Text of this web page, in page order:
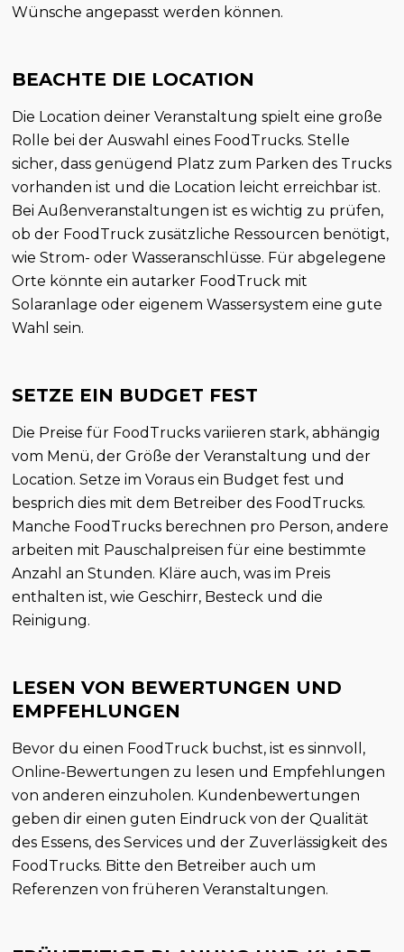
Wünsche angepasst werden können.
BEACHTE DIE LOCATION
Die Location deiner Veranstaltung spielt eine große
Rolle bei der Auswahl eines FoodTrucks. Stelle
sicher, dass genügend Platz zum Parken des Trucks
vorhanden ist und die Location leicht erreichbar ist.
Bei Außenveranstaltungen ist es wichtig zu prüfen,
ob der FoodTruck zusätzliche Ressourcen benötigt,
wie Strom- oder Wasseranschlüsse. Für abgelegene
Orte könnte ein autarker FoodTruck mit
Solaranlage oder eigenem Wassersystem eine gute
Wahl sein.
SETZE EIN BUDGET FEST
Die Preise für FoodTrucks variieren stark, abhängig
vom Menü, der Größe der Veranstaltung und der
Location. Setze im Voraus ein Budget fest und
besprich dies mit dem Betreiber des FoodTrucks.
Manche FoodTrucks berechnen pro Person, andere
arbeiten mit Pauschalpreisen für eine bestimmte
Anzahl an Stunden. Kläre auch, was im Preis
enthalten ist, wie Geschirr, Besteck und die
Reinigung.
LESEN VON BEWERTUNGEN UND
EMPFEHLUNGEN
Bevor du einen FoodTruck buchst, ist es sinnvoll,
Online-Bewertungen zu lesen und Empfehlungen
von anderen einzuholen. Kundenbewertungen
geben dir einen guten Eindruck von der Qualität
des Essens, des Services und der Zuverlässigkeit des
FoodTrucks. Bitte den Betreiber auch um
Referenzen von früheren Veranstaltungen.